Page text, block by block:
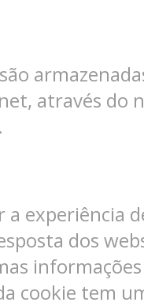
através do
.
experiência
dos
cookie tem